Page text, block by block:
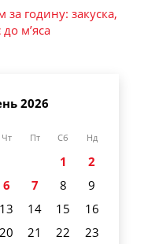
годину: закуска,
м’яса
2026
Чт Пт Сб Нд
1
2
6 7 8
9
13 14 15
16
20 21 22
23